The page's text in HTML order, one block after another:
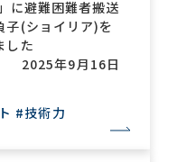
に避難困難者搬送
子(ショイリア)を
した
2025年9月16日
#技術力